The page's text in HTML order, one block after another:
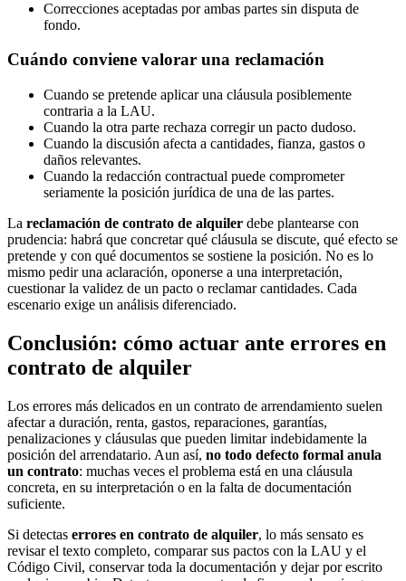
Correcciones aceptadas por ambas partes sin disputa de
fondo.
Cuándo conviene valorar una reclamación
Cuando se pretende aplicar una cláusula posiblemente
contraria a la LAU.
Cuando la otra parte rechaza corregir un pacto dudoso.
Cuando la discusión afecta a cantidades, fianza, gastos o
daños relevantes.
Cuando la redacción contractual puede comprometer
seriamente la posición jurídica de una de las partes.
La reclamación de contrato de alquiler debe plantearse con
prudencia: habrá que concretar qué cláusula se discute, qué efecto se
pretende y con qué documentos se sostiene la posición. No es lo
mismo pedir una aclaración, oponerse a una interpretación,
cuestionar la validez de un pacto o reclamar cantidades. Cada
escenario exige un análisis diferenciado.
Conclusión: cómo actuar ante errores en
contrato de alquiler
Los errores más delicados en un contrato de arrendamiento suelen
afectar a duración, renta, gastos, reparaciones, garantías,
penalizaciones y cláusulas que pueden limitar indebidamente la
posición del arrendatario. Aun así, no todo defecto formal anula
un contrato: muchas veces el problema está en una cláusula
concreta, en su interpretación o en la falta de documentación
suficiente.
Si detectas errores en contrato de alquiler, lo más sensato es
revisar el texto completo, comparar sus pactos con la LAU y el
Código Civil, conservar toda la documentación y dejar por escrito